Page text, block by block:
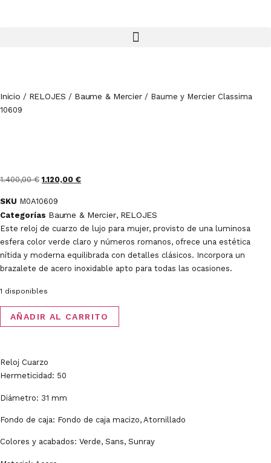
Inicio / RELOJES / Baume & Mercier/ Baume y Mercier Classima
10609
1.400,00€ 1.120,00 €
SKU M0A10609
Categorías Baume & Mercier, RELOJES
Este reloj de cuarzo de lujo para mujer, provisto de una luminosa
esfera color verde claro y números romanos, ofrece una estética
nítida y moderna equilibrada con detalles clásicos. Incorpora un
brazalete de acero inoxidable apto para todas las ocasiones.
1 disponibles
AÑADIR AL CARRITO
Reloj Cuarzo
Hermeticidad: 50
Diámetro: 31 mm
Fondo de caja: Fondo de caja macizo, Atornillado
Colores y acabados: Verde, Sans, Sunray